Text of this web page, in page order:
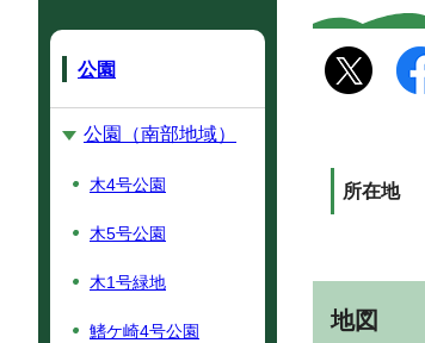
所在地
地図
公園
公園（南部地域）
木4号公園
木5号公園
木1号緑地
鰭ケ崎4号公園